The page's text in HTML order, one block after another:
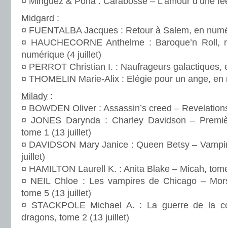
Midgard :
¤ FUENTALBA Jacques : Retour à Salem, en
¤ HAUCHECORNE Anthelme : Baroque’n Roll,
numérique (4 juillet)
¤ PERROT Christian I. : Naufrageurs galactiques,
¤ THOMELIN Marie-Alix : Elégie pour un ange,
Milady :
¤ BOWDEN Oliver : Assassin’s creed –
¤ JONES Darynda : Charley Davidson –
tome 1 (13 juillet)
¤ DAVIDSON Mary Janice : Queen Betsy –
juillet)
¤ HAMILTON Laurell K. : Anita Blake – Micah,
¤ NEIL Chloe : Les vampires de Chicago –
tome 5 (13 juillet)
¤ STACKPOLE Michael A. : La guerre de la
dragons, tome 2 (13 juillet)